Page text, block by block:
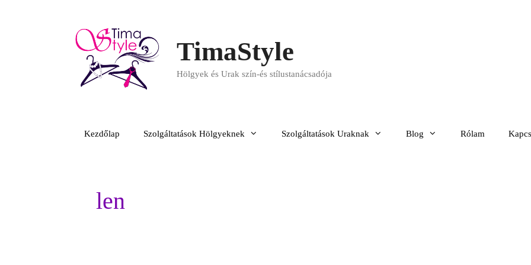
TimaStyle
Hölgyek és Urak szín-és stílustanácsadója
Kezdőlap Szolgáltatások Hölgyeknek Szolgáltatások Uraknak Blog Rólam
len